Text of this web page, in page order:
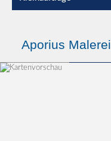
Aporius